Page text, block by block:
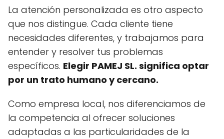
La atención personalizada es otro aspecto
que nos distingue. Cada cliente tiene
necesidades diferentes, y trabajamos para
entender y resolver tus problemas
específicos. Elegir PAMEJ SL. significa optar
por un trato humano y cercano.
Como empresa local, nos diferenciamos de
la competencia al ofrecer soluciones
adaptadas a las particularidades de la